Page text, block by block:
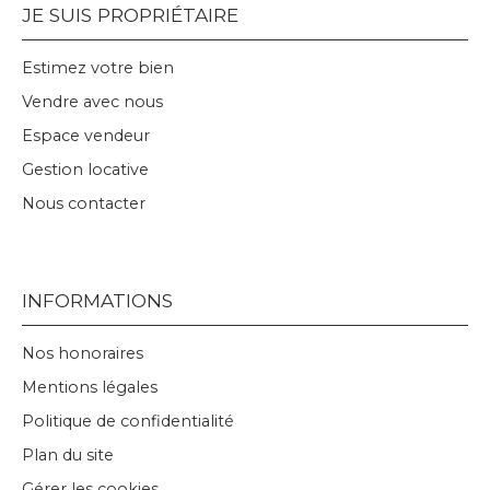
JE SUIS PROPRIÉTAIRE
Estimez votre bien
Vendre avec nous
Espace vendeur
Gestion locative
Nous contacter
INFORMATIONS
Nos honoraires
Mentions légales
Politique de confidentialité
Plan du site